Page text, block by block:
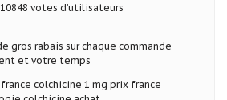
votes d’utilisateurs
gros rabais sur chaque commande
et votre temps
colchicine 1 mg prix france